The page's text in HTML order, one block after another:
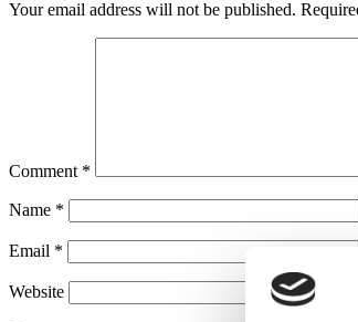
Your email address will not be published.
Comment *
Name *
Email *
Website